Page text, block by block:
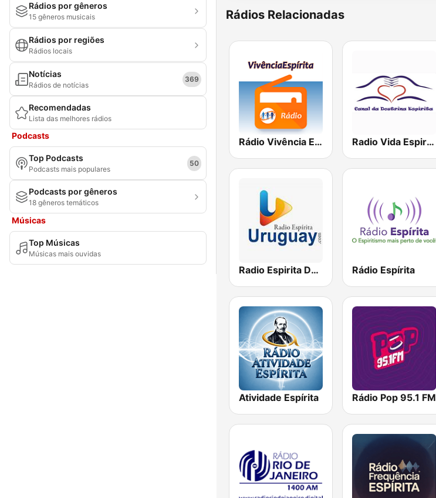
Rádios por gêneros
15 gêneros musicais
Rádios por regiões
Rádios locais
Notícias
Rádios de notícias
369
Recomendadas
Lista das melhores rádios
Podcasts
Top Podcasts
Podcasts mais populares
50
Podcasts por gêneros
18 gêneros temáticos
Músicas
Top Músicas
Músicas mais ouvidas
Rádios Relacionadas
Rádio Vivência Espírita Radio Vida Espirita
Radio Espirita Do Parana Rádio Espírita
Atividade Espírita Rádio Pop 95.1 FM